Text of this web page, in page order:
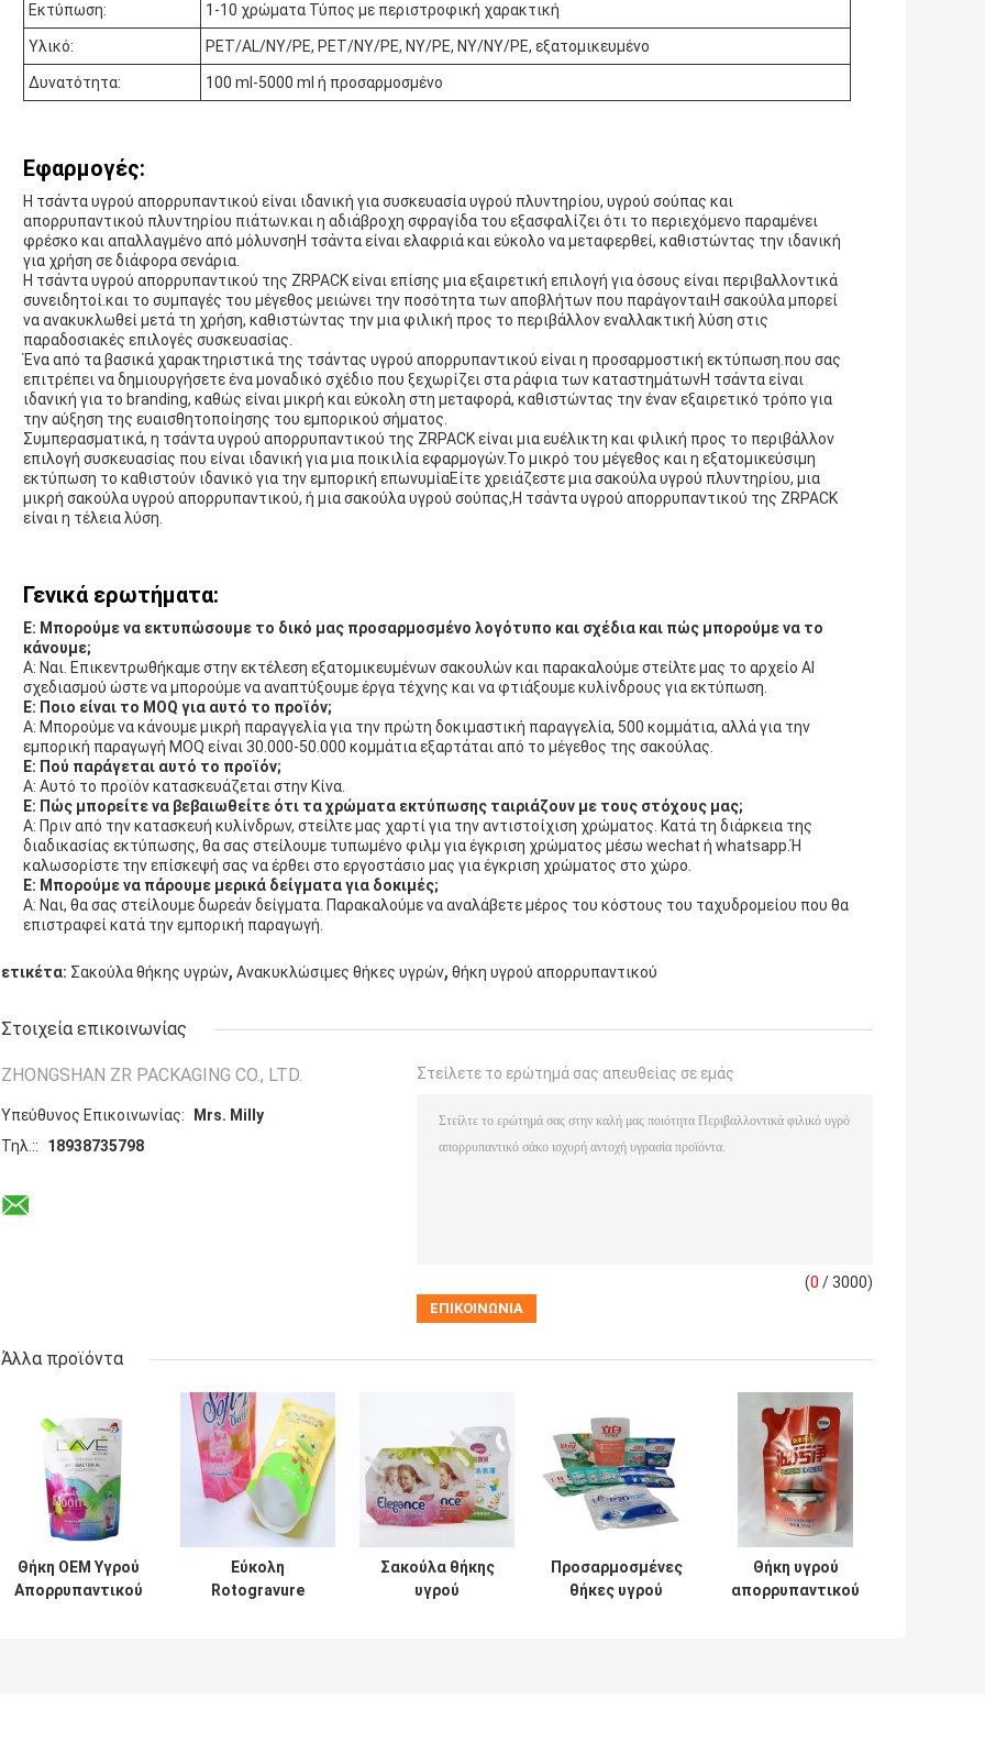
Εκτύπωση: 1-10 χρώματα Τύπος με περιστροφική χαρακτική
Υλικό: PET/AL/NY/PE, PET/NY/PE, NY/PE, NY/NY/PE, εξατομικευμένο
Δυνατότητα: 100 ml-5000 ml ή προσαρμοσμένο
Εφαρμογές:
Η τσάντα υγρού απορρυπαντικού είναι ιδανική για συσκευασία υγρού πλυντηρίου, υγρού σούπας και
απορρυπαντικού πλυντηρίου πιάτων.και η αδιάβροχη σφραγίδα του εξασφαλίζει ότι το περιεχόμενο παραμένει
φρέσκο και απαλλαγμένο από μόλυνσηΗ τσάντα είναι ελαφριά και εύκολο να μεταφερθεί, καθιστώντας την ιδανική
για χρήση σε διάφορα σενάρια.
Η τσάντα υγρού απορρυπαντικού της ZRPACK είναι επίσης μια εξαιρετική επιλογή για όσους είναι περιβαλλοντικά
συνειδητοί.και το συμπαγές του μέγεθος μειώνει την ποσότητα των αποβλήτων που παράγονταιΗ σακούλα μπορεί
να ανακυκλωθεί μετά τη χρήση, καθιστώντας την μια φιλική προς το περιβάλλον εναλλακτική λύση στις
παραδοσιακές επιλογές συσκευασίας.
Ένα από τα βασικά χαρακτηριστικά της τσάντας υγρού απορρυπαντικού είναι η προσαρμοστική εκτύπωση.που σας
επιτρέπει να δημιουργήσετε ένα μοναδικό σχέδιο που ξεχωρίζει στα ράφια των καταστημάτωνΗ τσάντα είναι
ιδανική για το branding, καθώς είναι μικρή και εύκολη στη μεταφορά, καθιστώντας την έναν εξαιρετικό τρόπο για
την αύξηση της ευαισθητοποίησης του εμπορικού σήματος.
Συμπερασματικά, η τσάντα υγρού απορρυπαντικού της ZRPACK είναι μια ευέλικτη και φιλική προς το περιβάλλον
επιλογή συσκευασίας που είναι ιδανική για μια ποικιλία εφαρμογών.Το μικρό του μέγεθος και η εξατομικεύσιμη
εκτύπωση το καθιστούν ιδανικό για την εμπορική επωνυμίαΕίτε χρειάζεστε μια σακούλα υγρού πλυντηρίου, μια
μικρή σακούλα υγρού απορρυπαντικού, ή μια σακούλα υγρού σούπας,Η τσάντα υγρού απορρυπαντικού της ZRPACK
είναι η τέλεια λύση.
Γενικά ερωτήματα:
Ε: Μπορούμε να εκτυπώσουμε το δικό μας προσαρμοσμένο λογότυπο και σχέδια και πώς μπορούμε να το
κάνουμε;
Α: Ναι. Επικεντρωθήκαμε στην εκτέλεση εξατομικευμένων σακουλών και παρακαλούμε στείλτε μας το αρχείο AI
σχεδιασμού ώστε να μπορούμε να αναπτύξουμε έργα τέχνης και να φτιάξουμε κυλίνδρους για εκτύπωση.
Ε: Ποιο είναι το MOQ για αυτό το προϊόν;
Α: Μπορούμε να κάνουμε μικρή παραγγελία για την πρώτη δοκιμαστική παραγγελία, 500 κομμάτια, αλλά για την
εμπορική παραγωγή MOQ είναι 30.000-50.000 κομμάτια εξαρτάται από το μέγεθος της σακούλας.
Ε: Πού παράγεται αυτό το προϊόν;
Α: Αυτό το προϊόν κατασκευάζεται στην Κίνα.
Ε: Πώς μπορείτε να βεβαιωθείτε ότι τα χρώματα εκτύπωσης ταιριάζουν με τους στόχους μας;
Α: Πριν από την κατασκευή κυλίνδρων, στείλτε μας χαρτί για την αντιστοίχιση χρώματος. Κατά τη διάρκεια της
διαδικασίας εκτύπωσης, θα σας στείλουμε τυπωμένο φιλμ για έγκριση χρώματος μέσω wechat ή whatsapp.Ή
καλωσορίστε την επίσκεψή σας να έρθει στο εργοστάσιο μας για έγκριση χρώματος στο χώρο.
Ε: Μπορούμε να πάρουμε μερικά δείγματα για δοκιμές;
Α: Ναι, θα σας στείλουμε δωρεάν δείγματα. Παρακαλούμε να αναλάβετε μέρος του κόστους του ταχυδρομείου που θα
επιστραφεί κατά την εμπορική παραγωγή.
ετικέτα: Σακούλα θήκης υγρών, Ανακυκλώσιμες θήκες υγρών, θήκη υγρού απορρυπαντικού
Στοιχεία επικοινωνίας
ZHONGSHAN ZR PACKAGING CO., LTD.
Υπεύθυνος Επικοινωνίας:
Mrs. Milly
Τηλ.::
18938735798
Στείλετε το ερώτημά σας απευθείας σε εμάς
(0 / 3000)
Άλλα προϊόντα
Θήκη OEM Υγρού
Απορρυπαντικού
Εύκολη
Rotogravure
Σακούλα θήκης
υγρού
Προσαρμοσμένες
θήκες υγρού
Θήκη υγρού
απορρυπαντικού